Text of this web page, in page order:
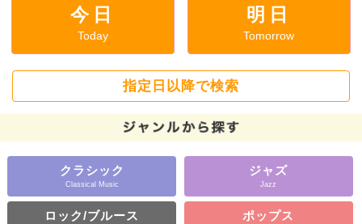
今日
Today
明日
Tomorrow
指定日以降で検索
クラシック
Classical Music
ジャズ
Jazz
ロック/ブルース ポップス